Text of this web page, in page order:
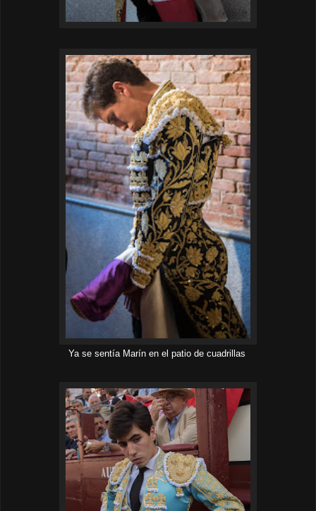
Ya se sentía Marín en el patio de cuadrillas